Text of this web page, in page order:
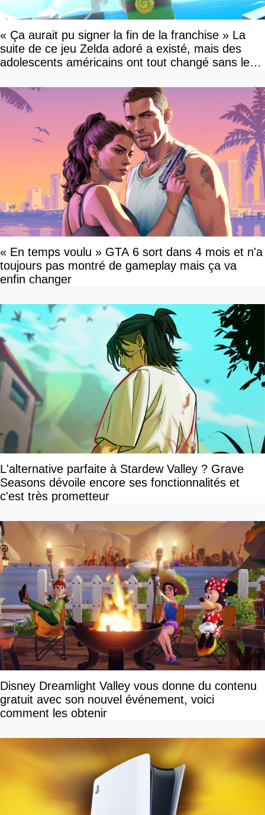
« Ça aurait pu signer la fin de la franchise » La
suite de ce jeu Zelda adoré a existé, mais des
adolescents américains ont tout changé sans le
« En temps voulu » GTA 6 sort dans 4 mois et n'a
toujours pas montré de gameplay mais ça va
enfin changer
L'alternative parfaite à Stardew Valley ? Grave
Seasons dévoile encore ses fonctionnalités et
c'est très prometteur
Disney Dreamlight Valley vous donne du contenu
gratuit avec son nouvel événement, voici
comment les obtenir